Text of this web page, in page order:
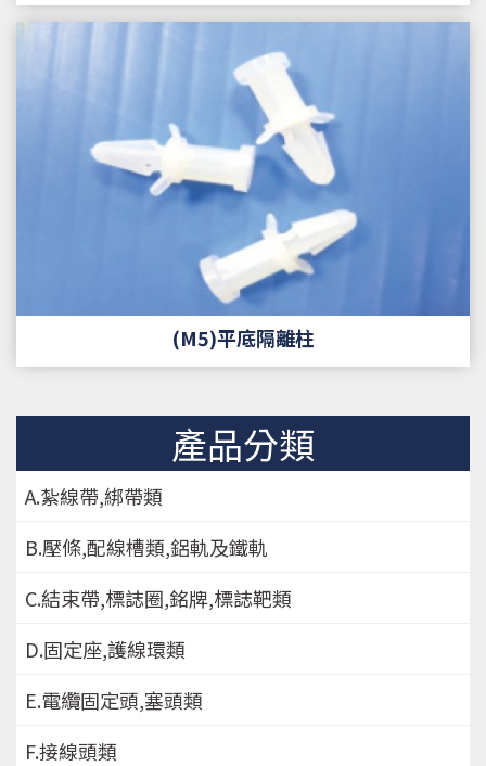
產品分類
A.紮線帶,綁帶類
B.壓條,配線槽類,鋁軌及鐵軌
C.結束帶,標誌圈,銘牌,標誌靶類
D.固定座,護線環類
E.電纜固定頭,塞頭類
F.接線頭類
(M5)平底隔離柱